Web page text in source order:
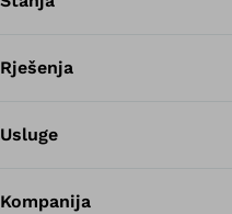
Rješenja
Usluge
Kompanija